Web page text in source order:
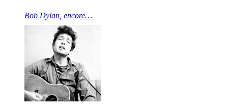
Bob Dylan, encore…